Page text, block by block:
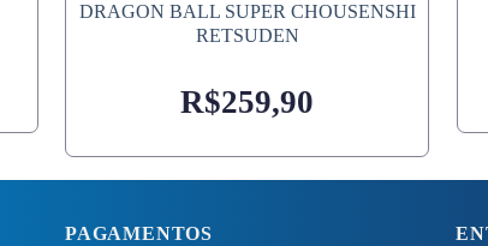
DRAGON BALL SUPER CHOUSENSHI
RETSUDEN
R$259,90
PAGAMENTOS